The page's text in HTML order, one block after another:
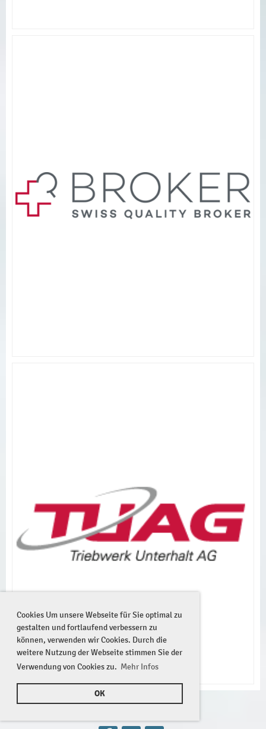
Cookies Um unsere Webseite für Sie optimal zu
gestalten und fortlaufend verbessern zu
können, verwenden wir Cookies. Durch die
weitere Nutzung der Webseite stimmen Sie der
Verwendung von Cookies zu. Mehr Infos
OK